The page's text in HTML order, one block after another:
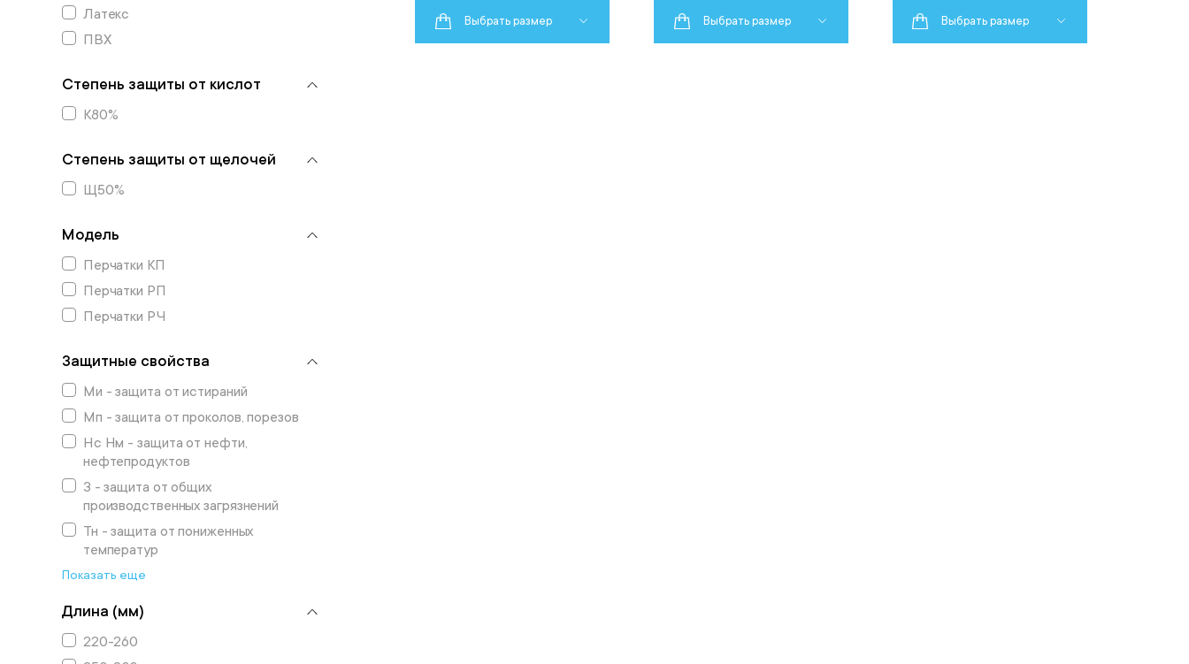
Латекс
ПВХ
Степень защиты от кислот
К80%
Степень защиты от щелочей
Щ50%
Модель
Перчатки КП
Перчатки РП
Перчатки РЧ
Защитные свойства
Ми - защита от истираний
Мп - защита от проколов, порезов
Нс Нм - защита от нефти,
нефтепродуктов
З - защита от общих
производственных загрязнений
Тн - защита от пониженных
температур
Показать еще
Длина (мм)
220-260
Выбрать размер Выбрать размер Выбрать размер